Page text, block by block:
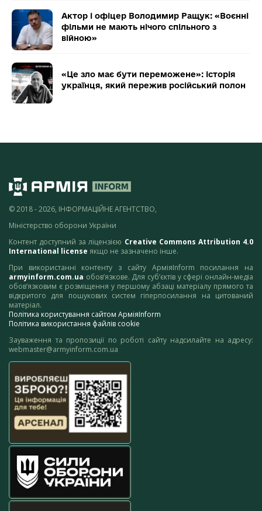
Актор і офіцер Володимир Ращук: «Воєнні
фільми не мають нічого спільного з
війною»
«Це зло має бути переможене»: історія
українця, який пережив російський полон
© 2018 - 2026, ІНФОРМАЦІЙНЕ АГЕНТСТВО,
Міністерство оборони України
Контент доступний за ліцензією Creative Commons Attribution 4.0
International license якщо не зазначено інше.
При використанні контенту з сайту АрміяInform посилання на
armyinform.com.ua обов’язкове. Для суб’єктів у сфері онлайн-медіа
обов’язковим є розміщення у першому абзаці матеріалу прямого та
відкритого для пошукових систем гіперпосилання на цитований
матеріал.
Політика користування сайтом АрміяInform
Політика використання файлів cookie
Зауваження та пропозиції по роботі сайту надсилайте на адресу:
webmaster@armyinform.com.ua